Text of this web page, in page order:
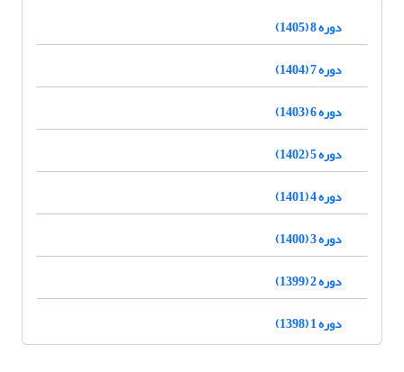
دوره 8 (1405)
دوره 7 (1404)
دوره 6 (1403)
دوره 5 (1402)
دوره 4 (1401)
دوره 3 (1400)
دوره 2 (1399)
دوره 1 (1398)